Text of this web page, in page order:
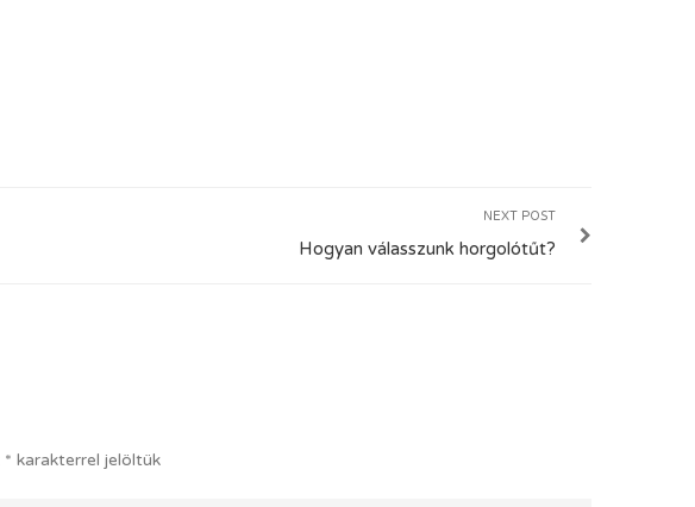
NEXT POST
Hogyan válasszunk horgolótűt?
* karakterrel jelöltük